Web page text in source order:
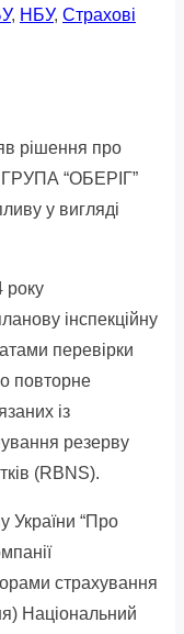
, НБУ, Страхові
рішення про
“ОБЕРІГ”
у вигляді
року
інспекційну
перевірки
повторне
із
резерву
(RBNS).
України “Про
страхування
Національний